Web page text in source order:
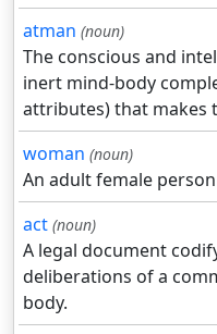
atman (noun)
The conscious and
inert mind-body
attributes) that makes
woman (noun)
An adult female
act (noun)
A legal document
deliberations of a
body.